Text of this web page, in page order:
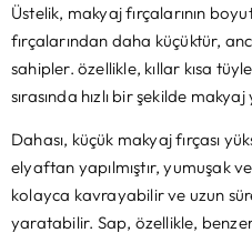
Üstelik, makyaj fırçalarının
fırçalarından daha küçüktür,
sahipler. özellikle, kıllar kısa
sırasında hızlı bir şekilde
Dahası, küçük makyaj fırçası
elyaftan yapılmıştır, yumuşak
kolayca kavrayabilir ve uzun
yaratabilir. Sap, özellikle,